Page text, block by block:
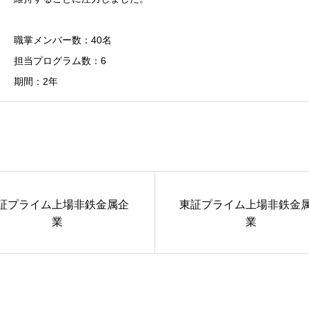
職掌メンバー数：40名
担当プログラム数：6
期間：2年
プライム上場非鉄金属企
業
東証プライム上場非鉄金
業